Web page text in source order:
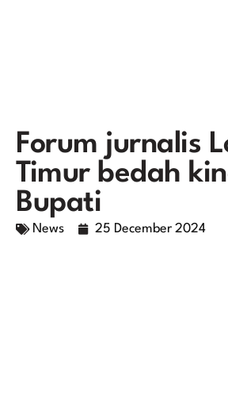
Forum jurnalis
Timur bedah
Bupati
News 25 December 2024